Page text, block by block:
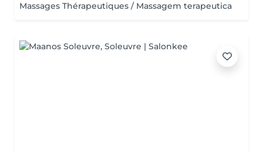
Massages Thérapeutiques / Massagem terapeutica